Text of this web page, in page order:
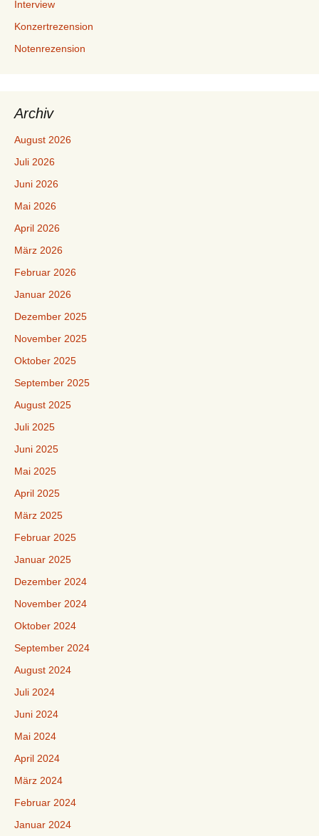
Interview
Konzertrezension
Notenrezension
Archiv
August 2026
Juli 2026
Juni 2026
Mai 2026
April 2026
März 2026
Februar 2026
Januar 2026
Dezember 2025
November 2025
Oktober 2025
September 2025
August 2025
Juli 2025
Juni 2025
Mai 2025
April 2025
März 2025
Februar 2025
Januar 2025
Dezember 2024
November 2024
Oktober 2024
September 2024
August 2024
Juli 2024
Juni 2024
Mai 2024
April 2024
März 2024
Februar 2024
Januar 2024